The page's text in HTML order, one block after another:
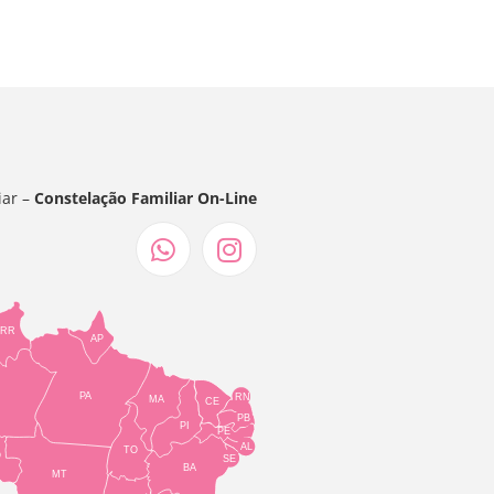
–Constelação Familiar On-Line
TO
BA
SE
PE
AL
RN
CE
PI
MA
AP
PA
RR
MT
PB